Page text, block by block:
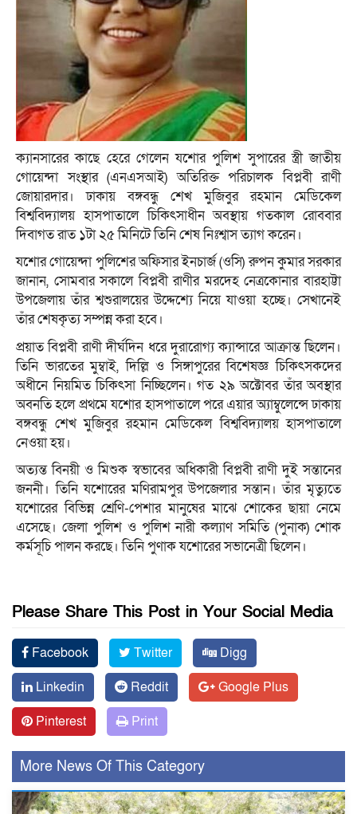
ক্যানসারের কাছে হেরে গেলেন যশোর পুলিশ সুপারের স্ত্রী জাতীয়
গোয়েন্দা সংস্থার (এনএসআই) অতিরিক্ত পরিচালক বিপ্লবী রাণী
জোয়ারদার। ঢাকায় বঙ্গবন্ধু শেখ মুজিবুর রহমান মেডিকেল
বিশ্ববিদ্যালয় হাসপাতালে চিকিৎসাধীন অবস্থায় গতকাল রোববার
দিবাগত রাত ১টা ২৫ মিনিটে তিনি শেষ নিঃশ্বাস ত্যাগ করেন।
যশোর গোয়েন্দা পুলিশের অফিসার ইনচার্জ (ওসি) রুপন কুমার সরকার
জানান, সোমবার সকালে বিপ্লবী রাণীর মরদেহ নেত্রকোনার বারহাট্টা
উপজেলায় তাঁর শ্বশুরালয়ের উদ্দেশ্যে নিয়ে যাওয়া হচ্ছে। সেখানেই
তাঁর শেষকৃত্য সম্পন্ন করা হবে।
প্রয়াত বিপ্লবী রাণী দীর্ঘদিন ধরে দুরারোগ্য ক্যান্সারে আক্রান্ত ছিলেন।
তিনি ভারতের মুম্বাই, দিল্লি ও সিঙ্গাপুরের বিশেষজ্ঞ চিকিৎসকদের
অধীনে নিয়মিত চিকিৎসা নিচ্ছিলেন। গত ২৯ অক্টোবর তাঁর অবস্থার
অবনতি হলে প্রথমে যশোর হাসপাতালে পরে এয়ার অ্যাম্বুলেন্সে ঢাকায়
বঙ্গবন্ধু শেখ মুজিবুর রহমান মেডিকেল বিশ্ববিদ্যালয় হাসপাতালে
নেওয়া হয়।
অত্যন্ত বিনয়ী ও মিশুক স্বভাবের অধিকারী বিপ্লবী রাণী দুই সন্তানের
জননী। তিনি যশোরের মণিরামপুর উপজেলার সন্তান। তাঁর মৃত্যুতে
যশোরের বিভিন্ন শ্রেণি-পেশার মানুষের মাঝে শোকের ছায়া নেমে
এসেছে। জেলা পুলিশ ও পুলিশ নারী কল্যাণ সমিতি (পুনাক) শোক
কর্মসূচি পালন করছে। তিনি পুণাক যশোরের সভানেত্রী ছিলেন।
Please Share This Post in Your Social Media
Facebook Twitter
Digg
Linkedin
Reddit
Google Plus
Pinterest
Print
More News Of This Category